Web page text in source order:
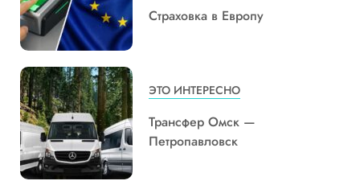
Страховка в Европу
ЭТО ИНТЕРЕСНО
Трансфер Омск —
Петропавловск